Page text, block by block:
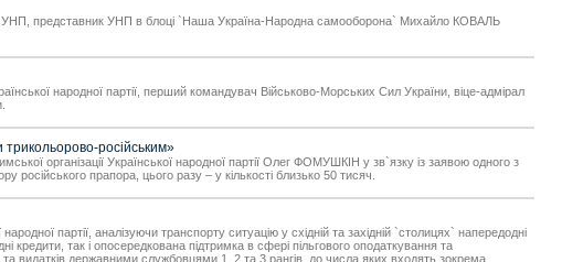
УНП, представник УНП в блоці `Наша Україна-Народна самооборона` Михайло КОВАЛЬ
народної партії, перший командувач Військово-Морських Сил України, віце-адмірал
російським»
організації Української народної партії Олег ФОМУШКІН у зв`язку із заявою одного з
прапора, цього разу – у кількості близько 50 тисяч.
партії, аналізуючи транспорту ситуацію у східній та західній `столицях` напередодні
так і опосередкована підтримка в сфері пільгового оподаткування та
видатків державними службовцями 1, 2 та 3 рангів, до числа яких входять зокрема